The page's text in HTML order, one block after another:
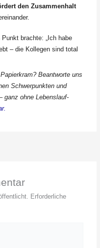
den Zusammenhalt
brachte: „Ich habe
– die Kollegen sind total
Beantworte uns
Schwerpunkten und
ganz ohne Lebenslauf-
Erforderliche